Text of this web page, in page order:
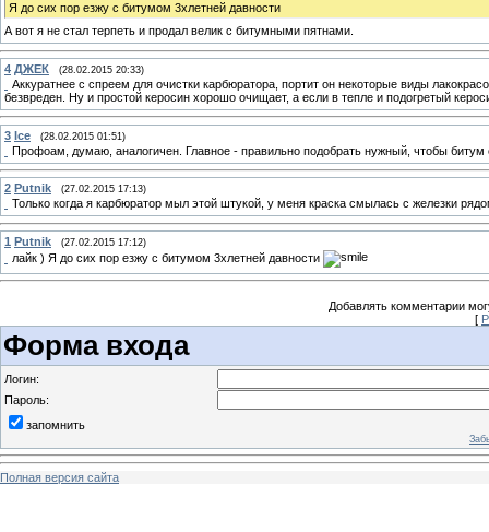
Я до сих пор езжу с битумом 3хлетней давности
А вот я не стал терпеть и продал велик с битумными пятнами.
4 ДЖЕК (28.02.2015 20:33)
Аккуратнее с спреем для очистки карбюратора, портит он некоторые виды
безвреден. Ну и простой керосин хорошо очищает, а если в тепле и подогретый
3 Ice (28.02.2015 01:51)
Профоам, думаю, аналогичен. Главное - правильно подобрать нужный, чтобы битум
2 Putnik (27.02.2015 17:13)
Только когда я карбюратор мыл этой штукой, у меня краска смылась с железки
1 Putnik (27.02.2015 17:12)
лайк ) Я до сих пор езжу с битумом 3хлетней давности
Добавлять комментарии
[
Форма входа
Логин:
Пароль:
запомнить
Полная версия сайта